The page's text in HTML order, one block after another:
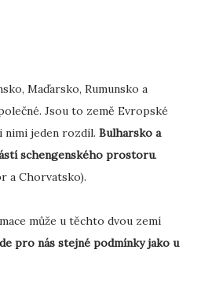
Maďarsko, Rumunsko a
Jsou to země Evropské
nimi jeden rozdíl. Bulharsko a
schengenského prostoru.
a Chorvatsko).
může u těchto dvou zemí
pro nás stejné podmínky jako u